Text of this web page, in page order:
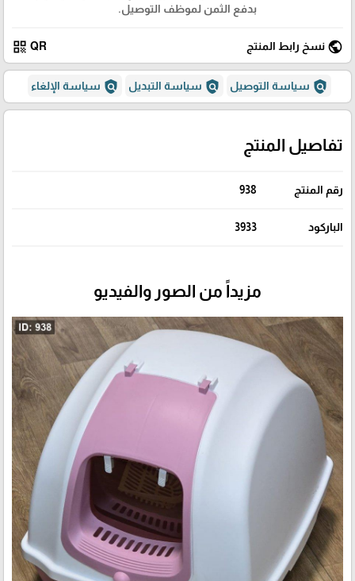
بدفع الثمن لموظف التوصيل.
public نسخ رابط المنتج QR
qr_code
policy سياسة التوصيل policy سياسة التبديل policy سياسة الإلغاء
تفاصيل المنتج
رقم المنتج 938
الباركود 3933
مزيداً من الصور والفيديو